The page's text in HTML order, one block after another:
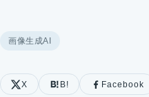
画像生成AI
X B! Facebook